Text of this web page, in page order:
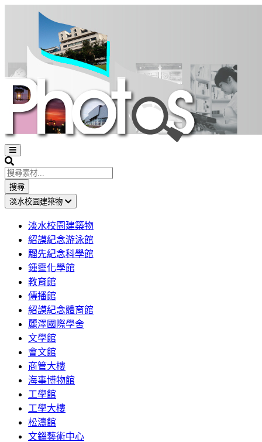
Open
sidebar
Search
搜尋
淡水校園建築物
淡水校園建築物
紹謨紀念游泳館
騮先紀念科學館
鍾靈化學館
教育館
傳播館
紹謨紀念體育館
麗澤國際學舍
文學館
會文館
商管大樓
海事博物館
工學館
工學大樓
松濤館
文錙藝術中心